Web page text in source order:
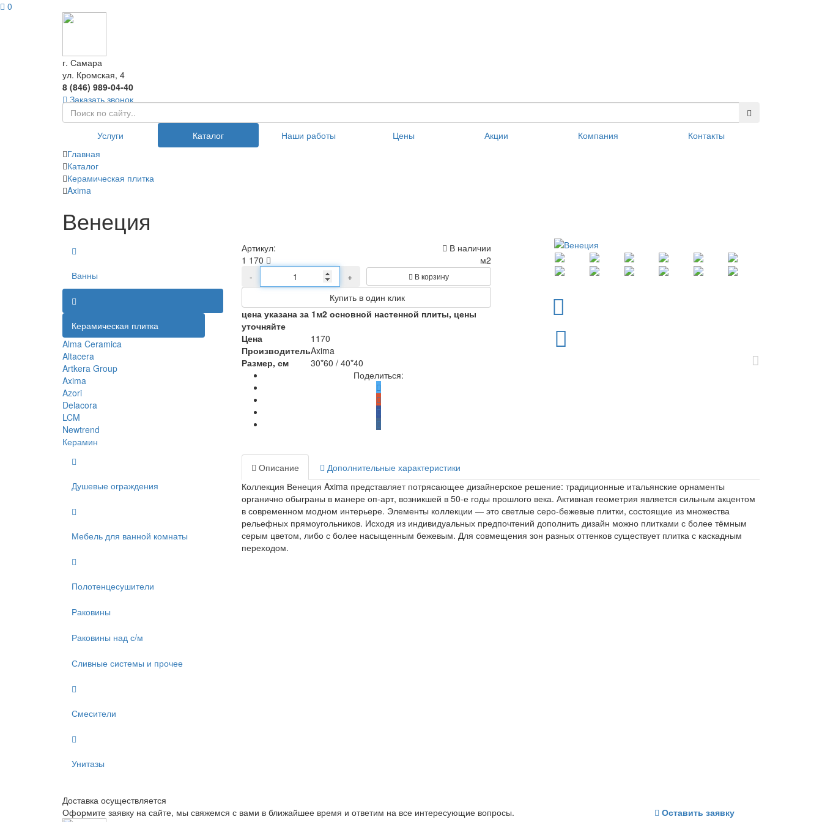
0
г. Самара
ул. Кромская, 4
8 (846) 989-04-40
Заказать звонок
Услуги Каталог Наши работы Цены Акции Компания
Контакты
Главная
Каталог
Керамическая плитка
Axima
Венеция
Ванны
Керамическая плитка
Alma Ceramica
Altacera
Artkera Group
Axima
Azori
Delacora
LCM
Newtrend
Керамин
Душевые ограждения
Мебель для ванной комнаты
Полотенцесушители
Раковины
Раковины над с/м
Сливные системы и прочее
Смесители
Унитазы
Доставка осуществляется
Артикул:
В наличии
1 170
м2
-
+ В корзину
Купить в один клик
цена указана за 1м2 основной настенной плиты, цены
уточняйте
Цена
1170
ПроизводительAxima
Размер, см
30*60 / 40*40
Поделиться:
Описание
Дополнительные характеристики
Коллекция Венеция Axima представляет потрясающее дизайнерское решение: традиционные итальянские орнаменты
органично обыграны в манере оп-арт, возникшей в 50-е годы прошлого века. Активная геометрия является сильным акцентом
в современном модном интерьере. Элементы коллекции — это светлые серо-бежевые плитки, состоящие из множества
рельефных прямоугольников. Исходя из индивидуальных предпочтений дополнить дизайн можно плитками с более тёмным
серым цветом, либо с более насыщенным бежевым. Для совмещения зон разных оттенков существует плитка с каскадным
переходом.
Оформите заявку на сайте, мы свяжемся с вами в ближайшее время и ответим на все интересующие вопросы.
Оставить заявку